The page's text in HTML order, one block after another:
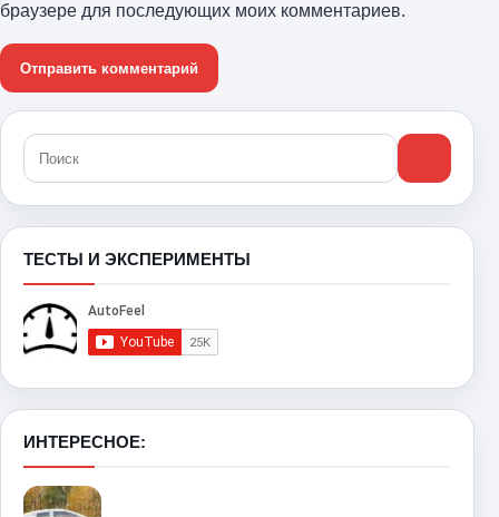
браузере для последующих моих комментариев.
ТЕСТЫ И ЭКСПЕРИМЕНТЫ
ИНТЕРЕСНОЕ: